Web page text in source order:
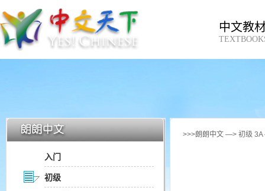
中文教
入门
初级
>>>朗朗中文 —> 初级